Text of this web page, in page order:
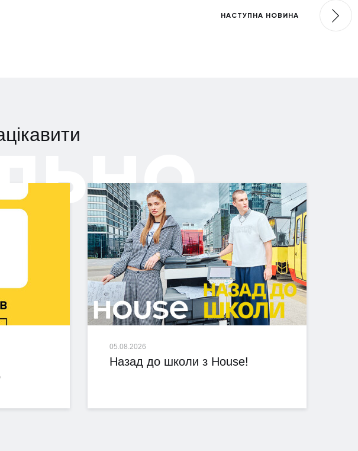
НАСТУПНА НОВИНА
05.08.2026
Назад до школи з House!